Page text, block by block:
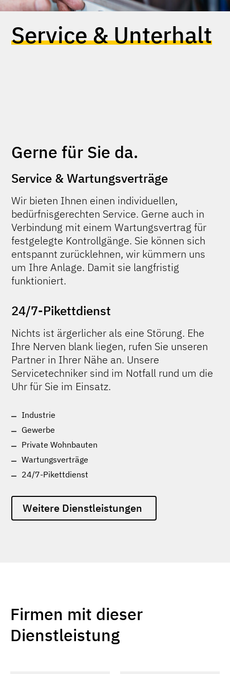
Service & Unterhalt
Gerne für Sie da.
Service & Wartungsverträge
Wir bieten Ihnen einen individuellen,
bedürfnisgerechten Service. Gerne auch in
Verbindung mit einem Wartungsvertrag für
festgelegte Kontrollgänge. Sie können sich
entspannt zurücklehnen, wir kümmern uns
um Ihre Anlage. Damit sie langfristig
funktioniert.
24/7-Pikettdienst
Nichts ist ärgerlicher als eine Störung. Ehe
Ihre Nerven blank liegen, rufen Sie unseren
Partner in Ihrer Nähe an. Unsere
Servicetechniker sind im Notfall rund um die
Uhr für Sie im Einsatz.
Industrie
Gewerbe
Private Wohnbauten
Wartungsverträge
24/7-Pikettdienst
Weitere Dienstleistungen
Firmen mit dieser
Dienstleistung